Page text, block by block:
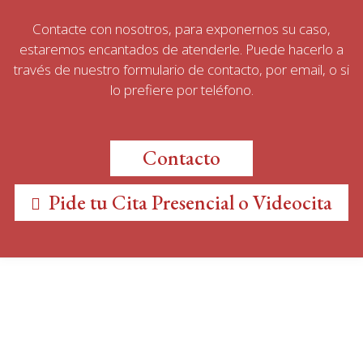
Contacte con nosotros, para exponernos su caso,
estaremos encantados de atenderle. Puede hacerlo a
través de nuestro formulario de contacto, por email, o si
lo prefiere por teléfono.
Contacto
Pide tu Cita Presencial o Videocita